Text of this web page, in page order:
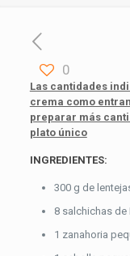
0
Las cantidades
crema como
preparar más
plato único
INGREDIENTES:
300 g de
8 salchichas de
1 zanahoria